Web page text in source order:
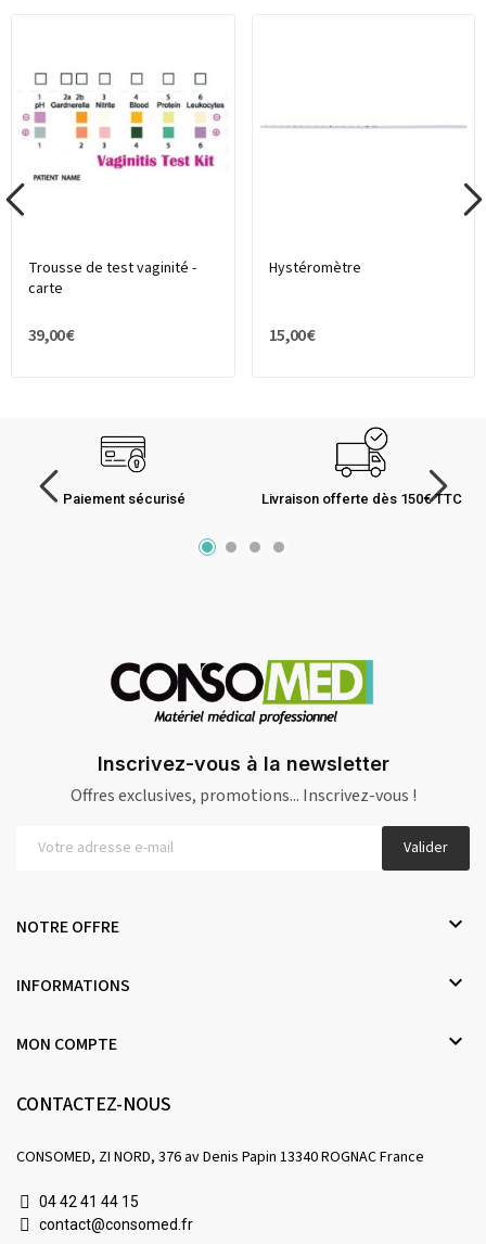
Trousse de test vaginité -
carte
39,00 €
Hystéromètre
15,00 €
Paiement sécurisé Livraison offerte dès 150€ TTC
Inscrivez-vous à la newsletter
Offres exclusives, promotions... Inscrivez-vous !
Valider
NOTRE OFFRE 
INFORMATIONS 
MON COMPTE 
CONTACTEZ-NOUS
CONSOMED, ZI NORD, 376 av Denis Papin 13340 ROGNAC France
04 42 41 44 15
contact@consomed.fr